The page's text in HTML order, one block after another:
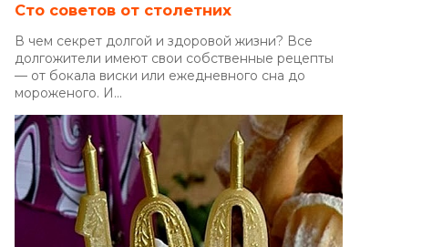
Сто советов от столетних
В чем секрет долгой и здоровой жизни? Все
долгожители имеют свои собственные рецепты
— от бокала виски или ежедневного сна до
мороженого. И...